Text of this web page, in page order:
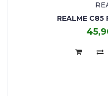
REALME C85